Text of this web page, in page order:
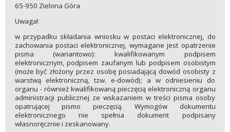
65-950 Zielona Góra
Uwaga!
w przypadku składania wniosku w postaci elektronicznej, do
zachowania postaci elektronicznej, wymagane jest opatrzenie
pisma (wariantowo): kwalifikowanym podpisem
elektronicznym, podpisem zaufanym lub podpisem osobistym
(może być złożony przez osobę posiadającą dowód osobisty z
warstwą elektroniczną, tzw. e-dowód); a w odniesieniu do
organu - również kwalifikowaną pieczęcią elektroniczną organu
administracji publicznej ze wskazaniem w treści pisma osoby
opatrującej pismo pieczęcią. Wymogów dokumentu
elektronicznego nie spełnia dokument podpisany
własnoręcznie i zeskanowany.